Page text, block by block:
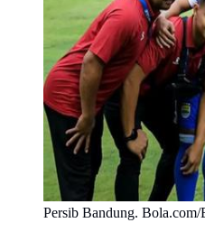
Persib Bandung. Bola.com/